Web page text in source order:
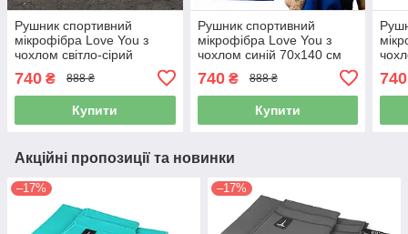
Рушник спортивний
мікрофібра Love You з
чохлом світло-сірий
740 ₴ 888 ₴
Купити
Рушник спортивний
мікрофібра Love You з
чохлом синій 70х140 см
740₴ 888 ₴
Купити
740
Акційні пропозиції та новинки
–17% –17%